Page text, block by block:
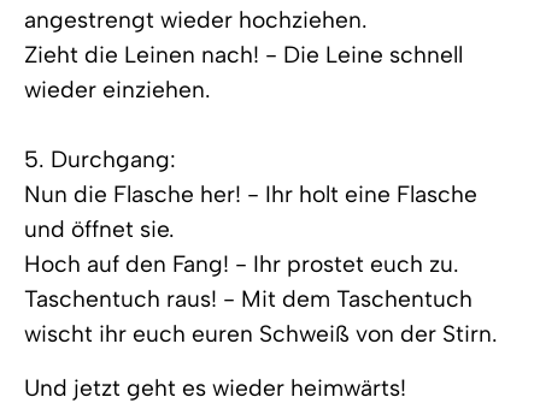
angestrengt wieder hochziehen.
Zieht die Leinen nach! - Die Leine schnell
wieder einziehen.
5. Durchgang:
Nun die Flasche her! - Ihr holt eine Flasche
und öffnet sie.
Hoch auf den Fang! - Ihr prostet euch zu.
Taschentuch raus! - Mit dem Taschentuch
wischt ihr euch euren Schweiß von der Stirn.
Und jetzt geht es wieder heimwärts!